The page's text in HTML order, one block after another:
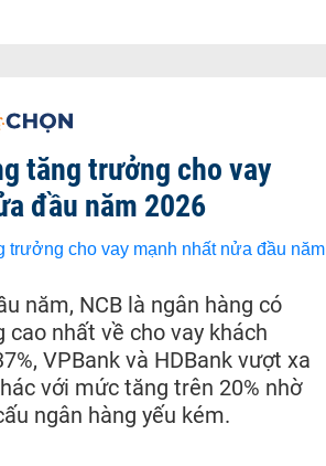
tăng trưởng cho vay
đầu năm 2026
năm, NCB là ngân hàng có
nhất về cho vay khách
VPBank và HDBank vượt xa
với mức tăng trên 20% nhờ
ngân hàng yếu kém.